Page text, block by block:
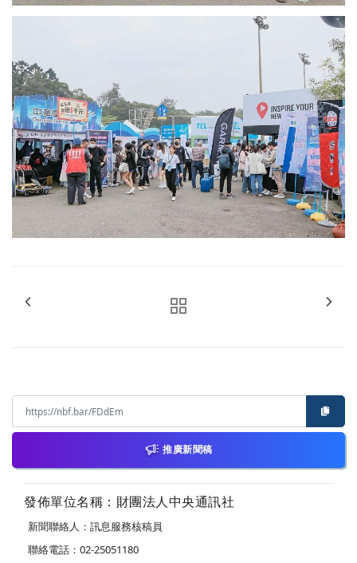
推廣新聞稿
發佈單位名稱：財團法人中央通訊社
新聞聯絡人：訊息服務核稿員
聯絡電話：02-25051180